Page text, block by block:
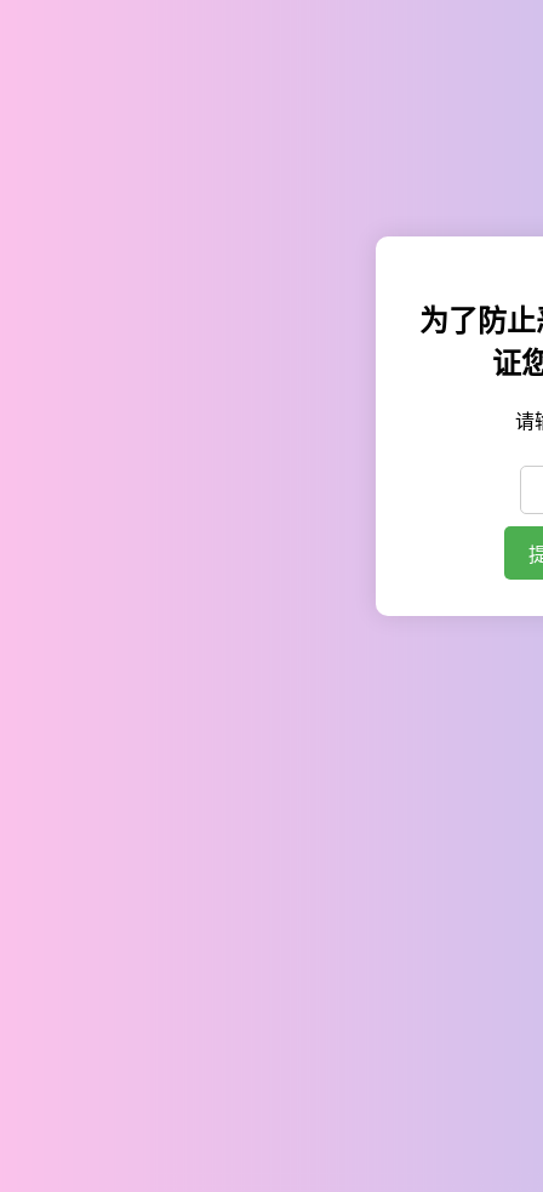
为了防
证
请